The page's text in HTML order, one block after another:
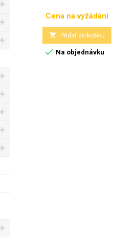
Cena
Cena na vyžádání
 Přidat do košíku
 Na objednávku